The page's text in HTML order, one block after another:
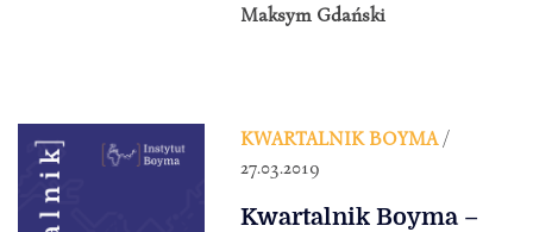
Maksym Gdański
KWARTALNIK BOYMA/
27.03.2019
Kwartalnik Boyma –